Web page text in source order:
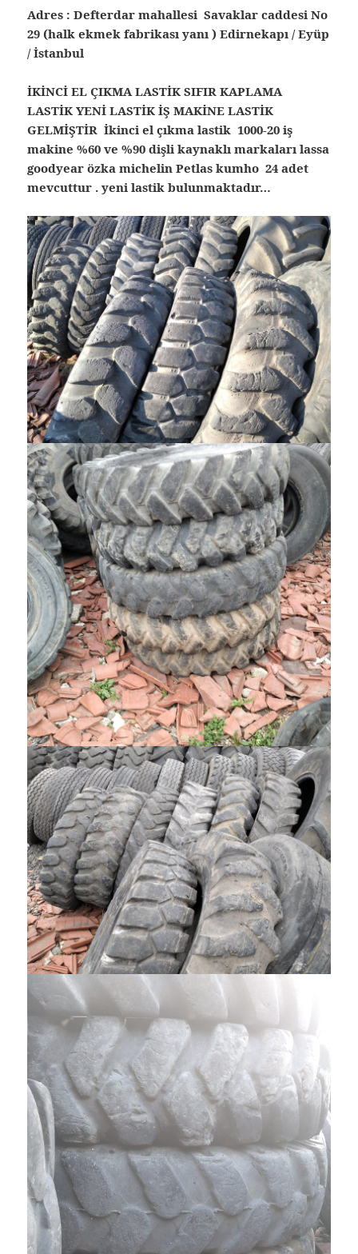
Adres : Defterdar mahallesi Savaklar caddesi No
29 (halk ekmek fabrikası yanı ) Edirnekapı / Eyüp
/ İstanbul
İKİNCİ EL ÇIKMA LASTİK SIFIR KAPLAMA
LASTİK YENİ LASTİK İŞ MAKİNE LASTİK
GELMİŞTİR İkinci el çıkma lastik 1000-20 iş
makine %60 ve %90 dişli kaynaklı markaları lassa
goodyear özka michelin Petlas kumho 24 adet
mevcuttur . yeni lastik bulunmaktadır…